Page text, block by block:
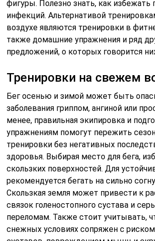
фигуры. Полезно знать, как избежать
инфекций. Альтернативой
воздухе являются тренировки в
также домашние упражнения и ряд
предложений, о которых говорится
Тренировки на свежем
Бег осенью и зимой может быть
заболевания гриппом, ангиной или
менее, правильная экипировка и
упражнениям помогут пережить
тренировки без негативных
здоровья. Выбирая место для бега,
скользких поверхностей. Для
рекомендуется бегать на сильно
Скользкая земля может привести к
связок голеностопного сустава и
переломам. Также стоит учитывать,
снежных условиях сопряжен с риском